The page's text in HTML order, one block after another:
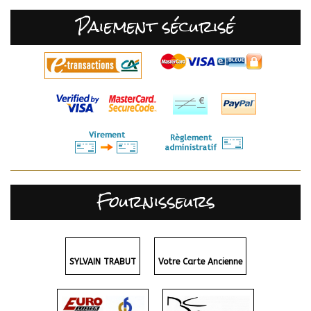
Paiement sécurisé
Fournisseurs
SYLVAIN TRABUT Votre Carte Ancienne